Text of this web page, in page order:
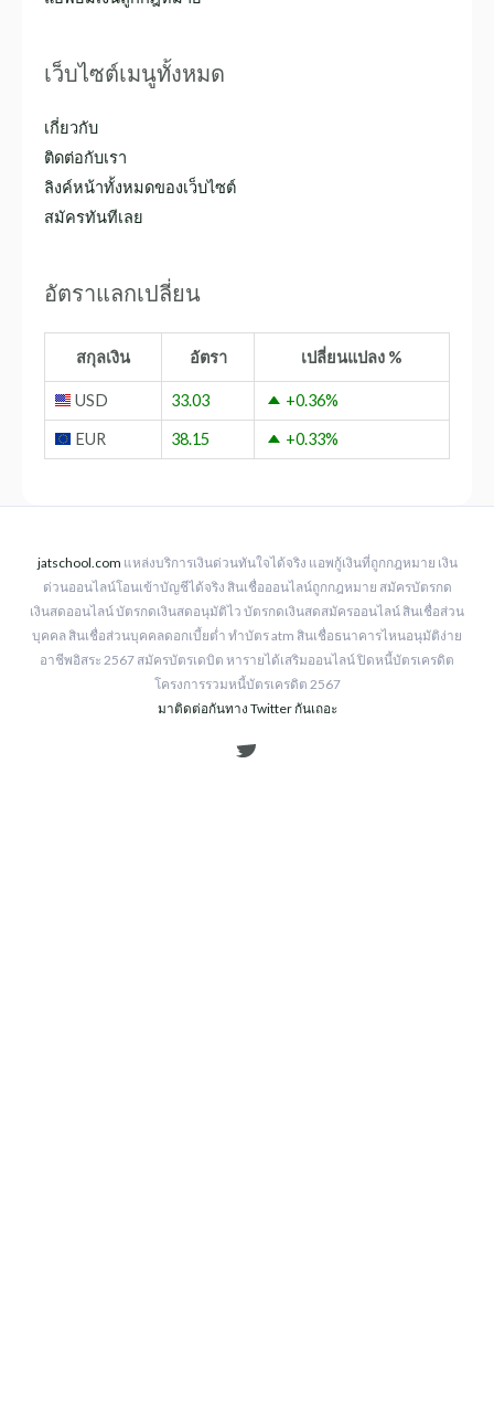
เว็บไซต์เมนูทั้งหมด
เกี่ยวกับ
ติดต่อกับเรา
ลิงค์หน้าทั้งหมดของเว็บไซต์
สมัครทันทีเลย
อัตราแลกเปลี่ยน
สกุลเงิน อัตรา เปลี่ยนแปลง %
USD 33.03 +0.36%
EUR 38.15 +0.33%
jatschool.com แหล่งบริการเงินด่วนทันใจได้จริง แอพกู้เงินที่ถูกกฎหมาย เงิน
ด่วนออนไลน์โอนเข้าบัญชีได้จริง สินเชื่อออนไลน์ถูกกฎหมาย สมัครบัตรกด
เงินสดออนไลน์ บัตรกดเงินสดอนุมัติไว บัตรกดเงินสดสมัครออนไลน์ สินเชื่อส่วน
บุคคล สินเชื่อส่วนบุคคลดอกเบี้ยต่ำ ทำบัตร atm สินเชื่อธนาคารไหนอนุมัติง่าย
อาชีพอิสระ 2567 สมัครบัตรเดบิต หารายได้เสริมออนไลน์ ปิดหนี้บัตรเครดิต
โครงการรวมหนี้บัตรเครดิต 2567
มาติดต่อกันทาง Twitter กันเถอะ